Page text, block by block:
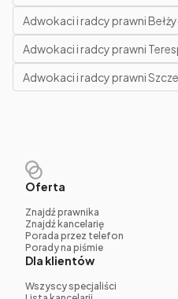
Adwokaci i radcy prawni
Adwokaci i radcy prawni
Adwokaci i radcy prawni
Oferta
Znajdź prawnika
Znajdź kancelarię
Porada przez telefon
Porady na piśmie
Dla klientów
Wszyscy specjaliści